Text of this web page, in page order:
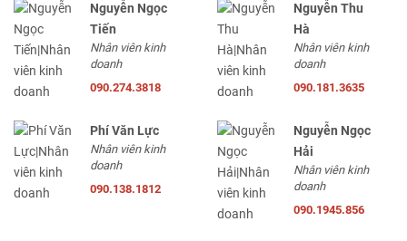
Nguyễn Ngọc
Tiến
Nhân viên kinh
doanh
090.274.3818
Nguyễn Thu
Hà
Nhân viên kinh
doanh
090.181.3635
Phí Văn Lực
Nhân viên kinh
doanh
090.138.1812
Nguyễn Ngọc
Hải
Nhân viên kinh
doanh
090.1945.856